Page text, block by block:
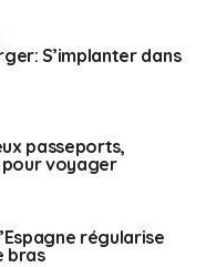
ses vœux aux
des
S’implanter dans
passeports,
voyager
régularise
bras